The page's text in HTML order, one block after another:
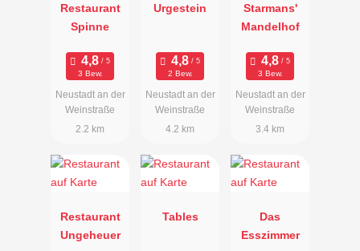
Restaurant
Spinne
3 Bew.
Neustadt an der
Weinstraße
2.2 km
Urgestein
2 Bew.
Neustadt an der
Weinstraße
4.2 km
Starmans'
Mandelhof
3 Bew.
Neustadt an der
Weinstraße
3.4 km
Restaurant
Ungeheuer
Tables
Das
Esszimmer